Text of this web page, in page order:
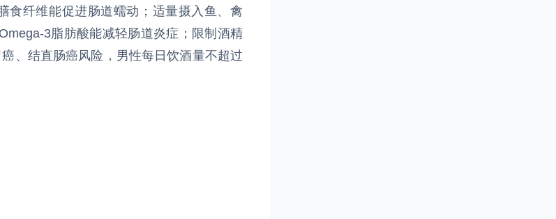
食纤维能促进肠道蠕动；适量摄入鱼、禽
3脂肪酸能减轻肠道炎症；限制酒精
、结直肠癌风险，男性每日饮酒量不超过